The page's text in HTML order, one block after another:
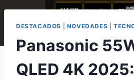
DESTACADOS NOVEDADES
Panasonic
QLED 4K